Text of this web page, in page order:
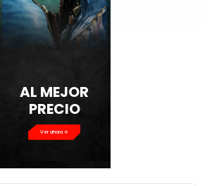
AL MEJOR
PRECIO
Ver ahora